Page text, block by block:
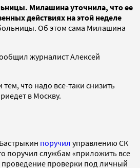
Милашина уточнила, что ее
действиях на этой неделе
Об этом сама Милашина
журналист Алексей
что надо все-таки снизить
в Москву.
поручил управлению СК
поручил службам «приложить все
проверки под личный